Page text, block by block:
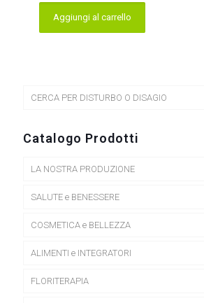
Aggiungi al carrello
CERCA PER DISTURBO O DISAGIO
Catalogo Prodotti
LA NOSTRA PRODUZIONE
SALUTE e BENESSERE
COSMETICA e BELLEZZA
ALIMENTI e INTEGRATORI
FLORITERAPIA